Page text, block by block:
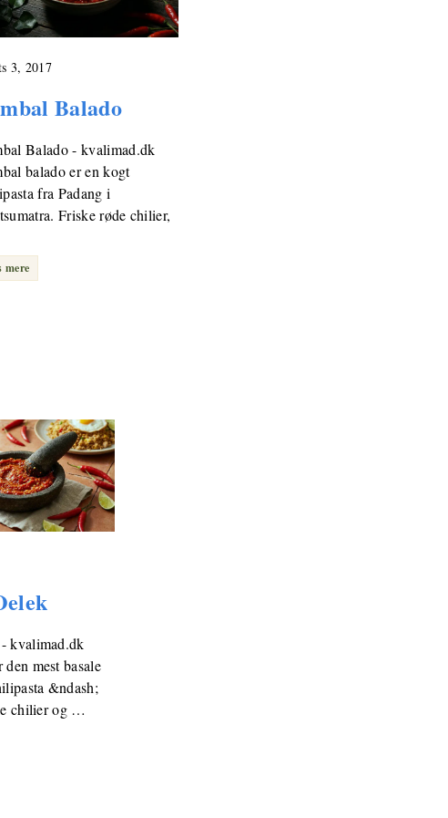
3, 2017
Balado
Balado - kvalimad.dk
balado er en kogt
fra Padang i
Friske røde chilier,
mere
kvalimad.dk
mest basale
&ndash;
chilier og …